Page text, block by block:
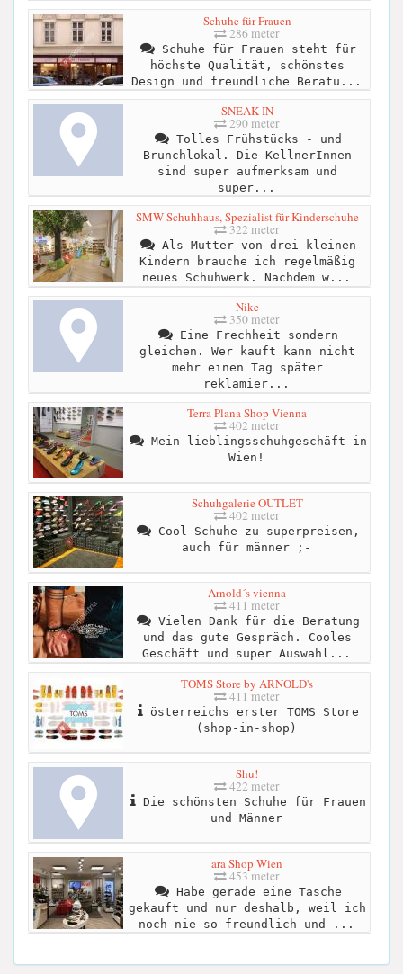
Schuhe für Frauen
286 meter
Schuhe für Frauen steht für
höchste Qualität, schönstes
Design und freundliche Beratu...
SNEAK IN
290 meter
Tolles Frühstücks - und
Brunchlokal. Die KellnerInnen
sind super aufmerksam und
super...
SMW-Schuhhaus, Spezialist für Kinderschuhe
322 meter
Als Mutter von drei kleinen
Kindern brauche ich regelmäßig
neues Schuhwerk. Nachdem w...
Nike
350 meter
Eine Frechheit sondern
gleichen. Wer kauft kann nicht
mehr einen Tag später
reklamier...
Terra Plana Shop Vienna
402 meter
Mein lieblingsschuhgeschäft in
Wien!
Schuhgalerie OUTLET
402 meter
Cool Schuhe zu superpreisen,
auch für männer ;-
Arnold´s vienna
411 meter
Vielen Dank für die Beratung
und das gute Gespräch. Cooles
Geschäft und super Auswahl...
TOMS Store by ARNOLD's
411 meter
österreichs erster TOMS Store
(shop-in-shop)
Shu!
422 meter
Die schönsten Schuhe für Frauen
und Männer
ara Shop Wien
453 meter
Habe gerade eine Tasche
gekauft und nur deshalb, weil ich
noch nie so freundlich und ...